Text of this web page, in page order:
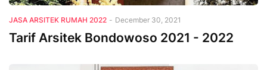
JASA ARSITEK RUMAH 2022 - December 30, 2021
Tarif Arsitek Bondowoso 2021 - 2022